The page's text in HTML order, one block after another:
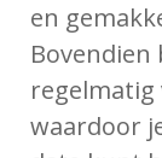
en
waardoor